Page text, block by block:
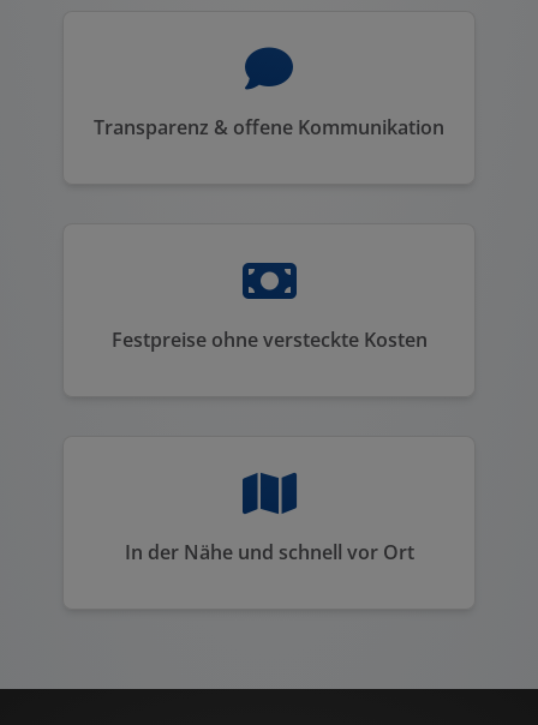
Transparenz & offene Kommunikation
Festpreise ohne versteckte Kosten
In der Nähe und schnell vor Ort